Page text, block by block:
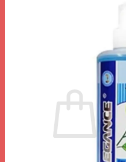
Votre panier est vide.